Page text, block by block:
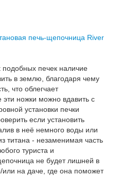
печь-щепочница River
подобных печек наличие
в землю, благодаря чему
что облегчает
ножки можно вдавить с
установки печки
если установить
в неё немного воды или
титана - незаменимая часть
туриста и
не будет лишней в
на даче, где она поможет